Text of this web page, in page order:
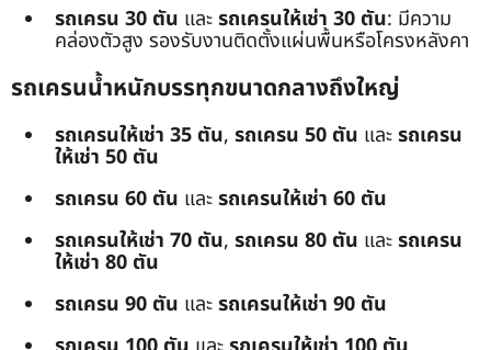
รถเครน 30 ตัน และรถเครนให้เช่า 30 ตัน: มีความ
คล่องตัวสูง รองรับงานติดตั้งแผ่นพื้นหรือโครงหลังคา
รถเครนน้ำหนักบรรทุกขนาดกลางถึงใหญ่
รถเครนให้เช่า 35 ตัน, รถเครน 50 ตัน และรถเครน
ให้เช่า 50 ตัน
รถเครน 60 ตัน และรถเครนให้เช่า 60 ตัน
รถเครนให้เช่า 70 ตัน, รถเครน 80 ตัน และรถเครน
ให้เช่า 80 ตัน
รถเครน 90 ตัน และรถเครนให้เช่า 90 ตัน